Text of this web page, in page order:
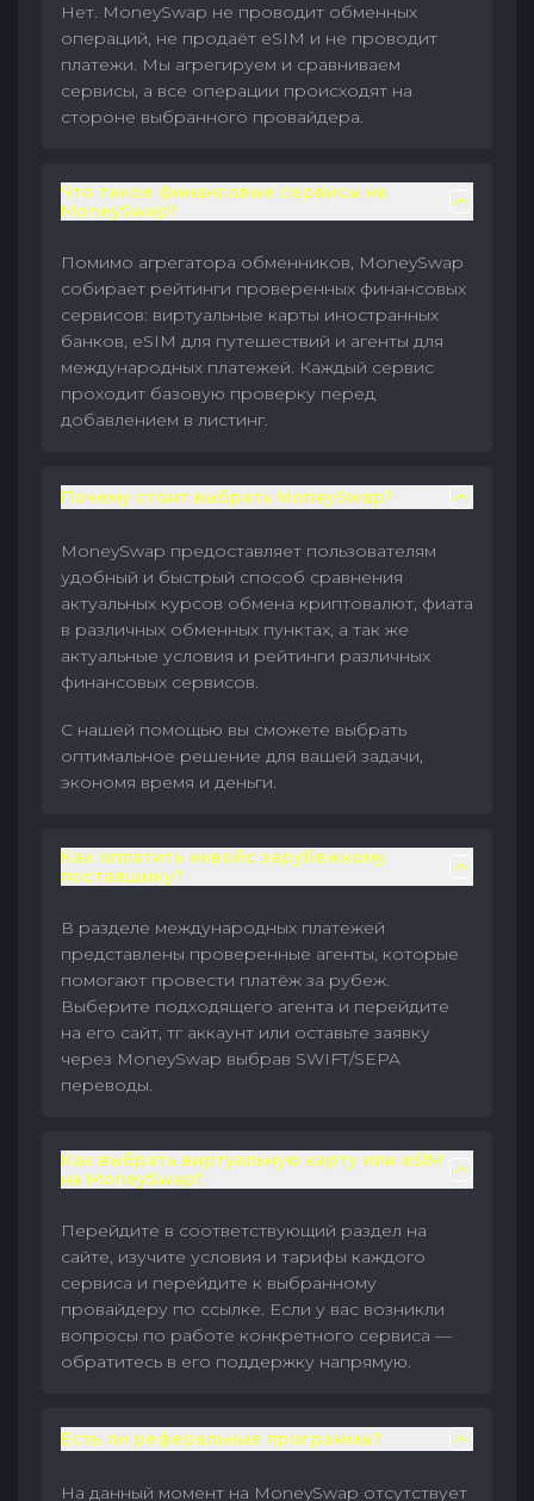
Нет. MoneySwap не проводит обменных
операций, не продаёт eSIM и не проводит
платежи. Мы агрегируем и сравниваем
сервисы, а все операции происходят на
стороне выбранного провайдера.
Что такое финансовые сервисы на
MoneySwap?
Помимо агрегатора обменников, MoneySwap
собирает рейтинги проверенных финансовых
сервисов: виртуальные карты иностранных
банков, eSIM для путешествий и агенты для
международных платежей. Каждый сервис
проходит базовую проверку перед
добавлением в листинг.
Почему стоит выбрать MoneySwap?
MoneySwap предоставляет пользователям
удобный и быстрый способ сравнения
актуальных курсов обмена криптовалют, фиата
в различных обменных пунктах, а так же
актуальные условия и рейтинги различных
финансовых сервисов.
С нашей помощью вы сможете выбрать
оптимальное решение для вашей задачи,
экономя время и деньги.
Как оплатить инвойс зарубежному
поставщику?
В разделе международных платежей
представлены проверенные агенты, которые
помогают провести платёж за рубеж.
Выберите подходящего агента и перейдите
на его сайт, тг аккаунт или оставьте заявку
через MoneySwap выбрав SWIFT/SEPA
переводы.
Как выбрать виртуальную карту или eSIM
на MoneySwap?
Перейдите в соответствующий раздел на
сайте, изучите условия и тарифы каждого
сервиса и перейдите к выбранному
провайдеру по ссылке. Если у вас возникли
вопросы по работе конкретного сервиса —
обратитесь в его поддержку напрямую.
Есть ли реферальные программы?
На данный момент на MoneySwap отсутствует